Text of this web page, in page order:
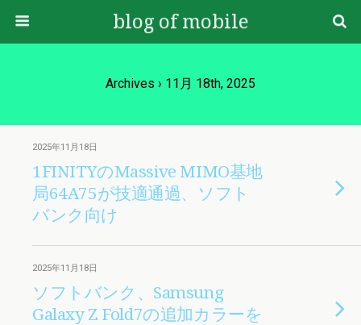
blog of mobile
Archives › 11月 18th, 2025
2025年11月18日
1FINITYのMassive MIMO基地
局64A75が技適通過、ソフト
バンク向け
2025年11月18日
ソフトバンク、Samsung
Galaxy Z Fold7の追加カラーを